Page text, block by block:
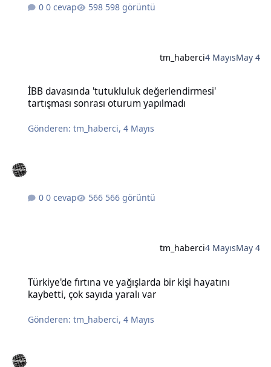
0 cevap 598 görüntü
tm_haberci4 MayısMay 4
İBB davasında 'tutukluluk değerlendirmesi'
tartışması sonrası oturum yapılmadı
Gönderen:tm_haberci,4 Mayıs
0 cevap 566 görüntü
tm_haberci4 MayısMay 4
Türkiye'de fırtına ve yağışlarda bir kişi hayatını
kaybetti, çok sayıda yaralı var
Gönderen:tm_haberci,4 Mayıs